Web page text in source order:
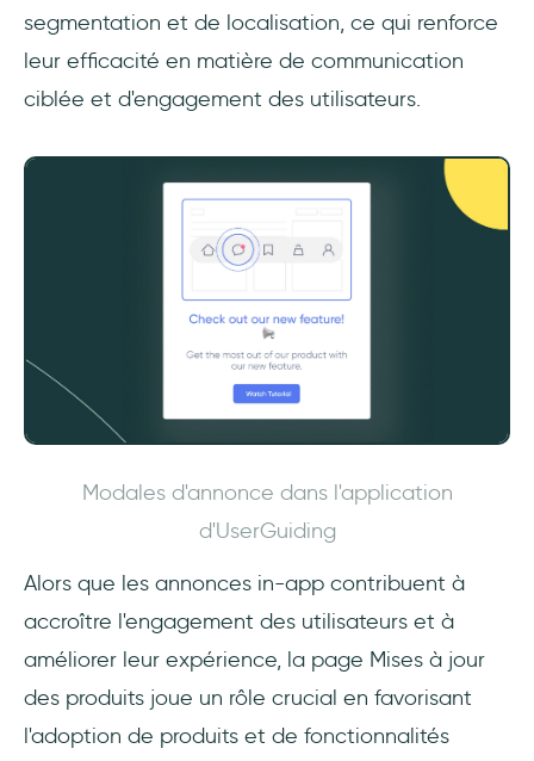
segmentation et de localisation, ce qui renforce
leur efficacité en matière de communication
ciblée et d'engagement des utilisateurs.
Modales d'annonce dans l'application
d'UserGuiding
Alors que les annonces in-app contribuent à
accroître l'engagement des utilisateurs et à
améliorer leur expérience, la page Mises à jour
des produits joue un rôle crucial en favorisant
l'adoption de produits et de fonctionnalités